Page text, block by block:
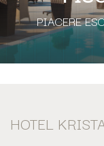
PIACERE
HOTEL